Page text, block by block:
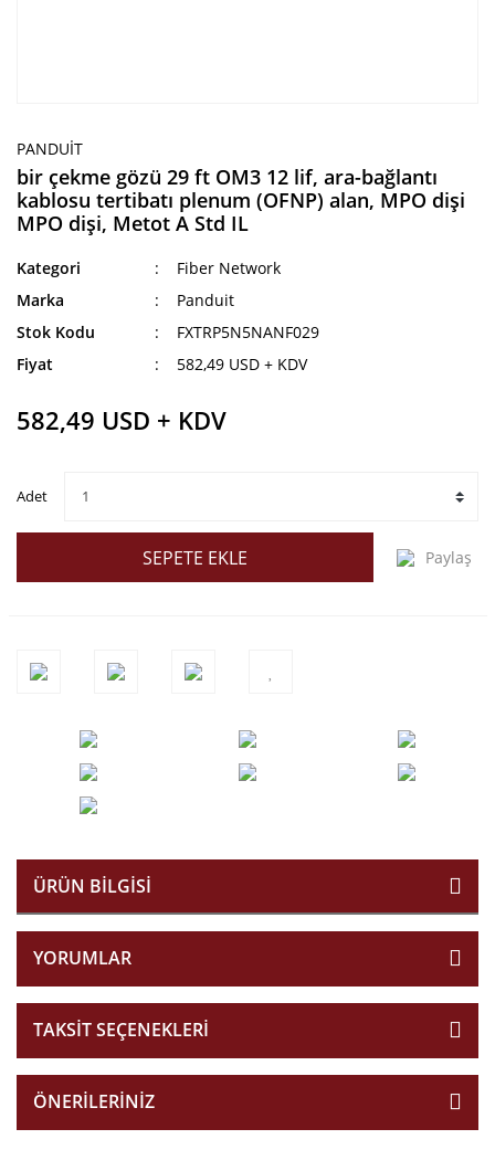
PANDUIT
bir çekme gözü 29 ft OM3 12 lif, ara-bağlantı
kablosu tertibatı plenum (OFNP) alan, MPO dişi
MPO dişi, Metot A Std IL
Kategori
Fiber Network
Marka
Panduit
Stok Kodu
FXTRP5N5NANF029
Fiyat
582,49 USD + KDV
582,49 USD + KDV
Adet
SEPETE EKLE Paylaş
ÜRÜN BILGISI
YORUMLAR
TAKSIT SEÇENEKLERI
ÖNERILERINIZ